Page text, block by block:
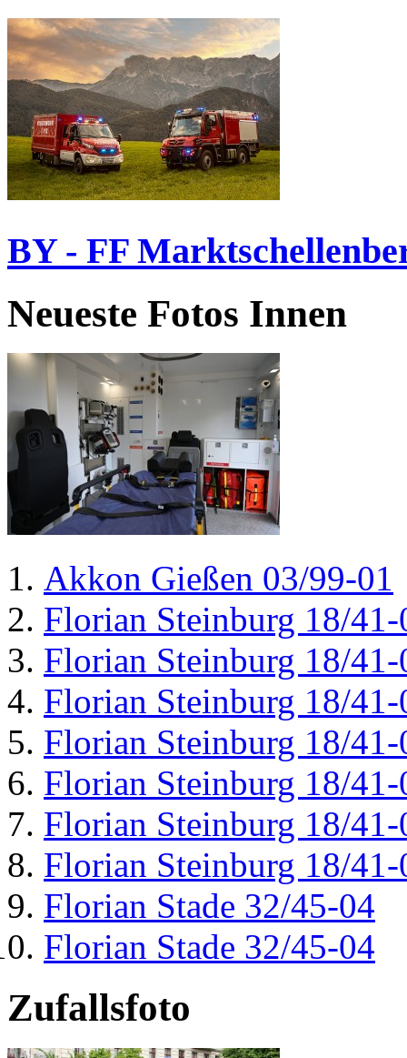
BY - FF
Neueste Fotos Innen
Akkon Gießen 03/99-01
Florian Steinburg 18/41-
Florian Steinburg 18/41-
Florian Steinburg 18/41-
Florian Steinburg 18/41-
Florian Steinburg 18/41-
Florian Steinburg 18/41-
Florian Steinburg 18/41-
Florian Stade 32/45-04
Florian Stade 32/45-04
Zufallsfoto